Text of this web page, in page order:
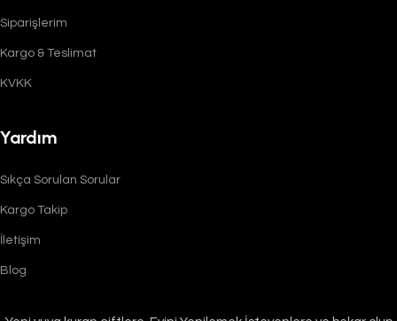
Siparişlerim
Kargo & Teslimat
KVKK
Yardım
Sıkça Sorulan Sorular
Kargo Takip
İletişim
Blog